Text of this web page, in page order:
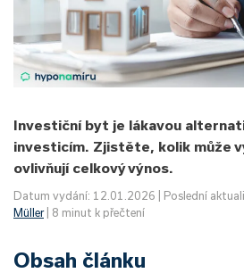
Investiční byt je lákavou
investicím. Zjistěte, kolik může
ovlivňují celkový výnos.
Datum vydání: 12.01.2026 | Poslední
Müller| 8 minut k přečtení
Obsah článku